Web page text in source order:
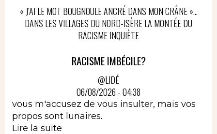
« J’AI LE MOT BOUGNOULE ANCRÉ DANS MON CRÂNE »…
DANS LES VILLAGES DU NORD-ISÈRE LA MONTÉE DU
RACISME INQUIÈTE
RACISME IMBÉCILE?
@LIDÉ
06/08/2026 - 04:38
vous m'accusez de vous insulter, mais vos
propos sont lunaires.
Lire la suite